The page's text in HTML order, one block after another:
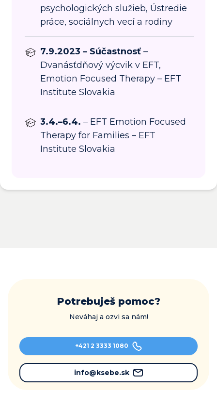
psychologických služieb, Ústredie
práce, sociálnych vecí a rodiny
7.9.2023 – Súčastnosť –
Dvanásťdňový výcvik v EFT,
Emotion Focused Therapy – EFT
Institute Slovakia
3.4.–6.4. – EFT Emotion Focused
Therapy for Families – EFT
Institute Slovakia
Potrebuješ pomoc?
Neváhaj a ozvi sa nám!
+421 2 3333 1080
info@ksebe.sk